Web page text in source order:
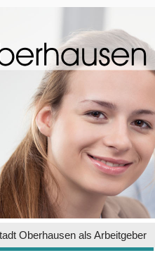
Oberhausen als Arbeitgeber